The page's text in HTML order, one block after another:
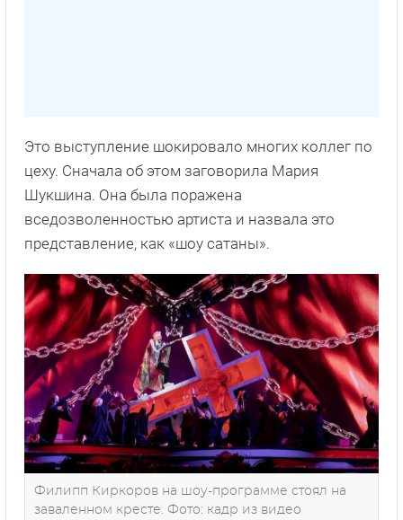
Это выступление шокировало многих коллег по
цеху. Сначала об этом заговорила Мария
Шукшина. Она была поражена
вседозволенностью артиста и назвала это
представление, как «шоу сатаны».
Филипп Киркоров на шоу-программе стоял на
заваленном кресте. Фото: кадр из видео